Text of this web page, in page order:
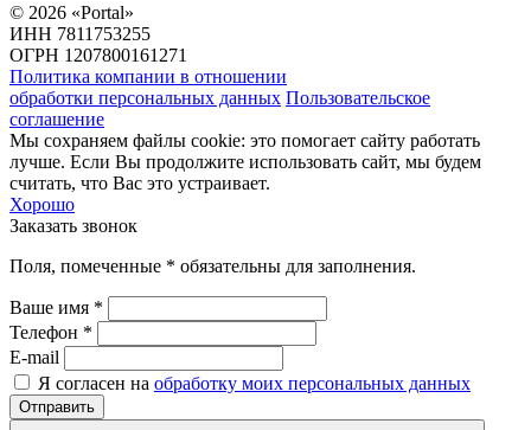
© 2026 «Portal»
ИНН 7811753255
ОГРН 1207800161271
Политика компании в отношении
обработки персональных данных Пользовательское
соглашение
Мы сохраняем файлы cookie: это помогает сайту работать
лучше. Если Вы продолжите использовать сайт, мы будем
считать, что Вас это устраивает.
Хорошо
Заказать звонок
Поля, помеченные * обязательны для заполнения.
Ваше имя *
Телефон *
E-mail
Я согласен на обработку моих персональных данных
Отправить